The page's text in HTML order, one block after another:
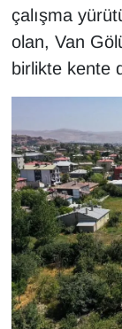
çalışma
olan, Van
birlikte kente
Kültür &
KURDÎ
MEDYA
ONE
POLİTİKA
Resmi